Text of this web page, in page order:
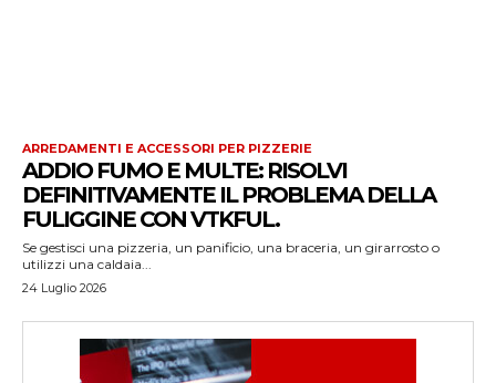
ARREDAMENTI E ACCESSORI PER PIZZERIE
ADDIO FUMO E MULTE: RISOLVI
DEFINITIVAMENTE IL PROBLEMA DELLA
FULIGGINE CON VTKFUL.
Se gestisci una pizzeria, un panificio, una braceria, un girarrosto o
utilizzi una caldaia...
24 Luglio 2026